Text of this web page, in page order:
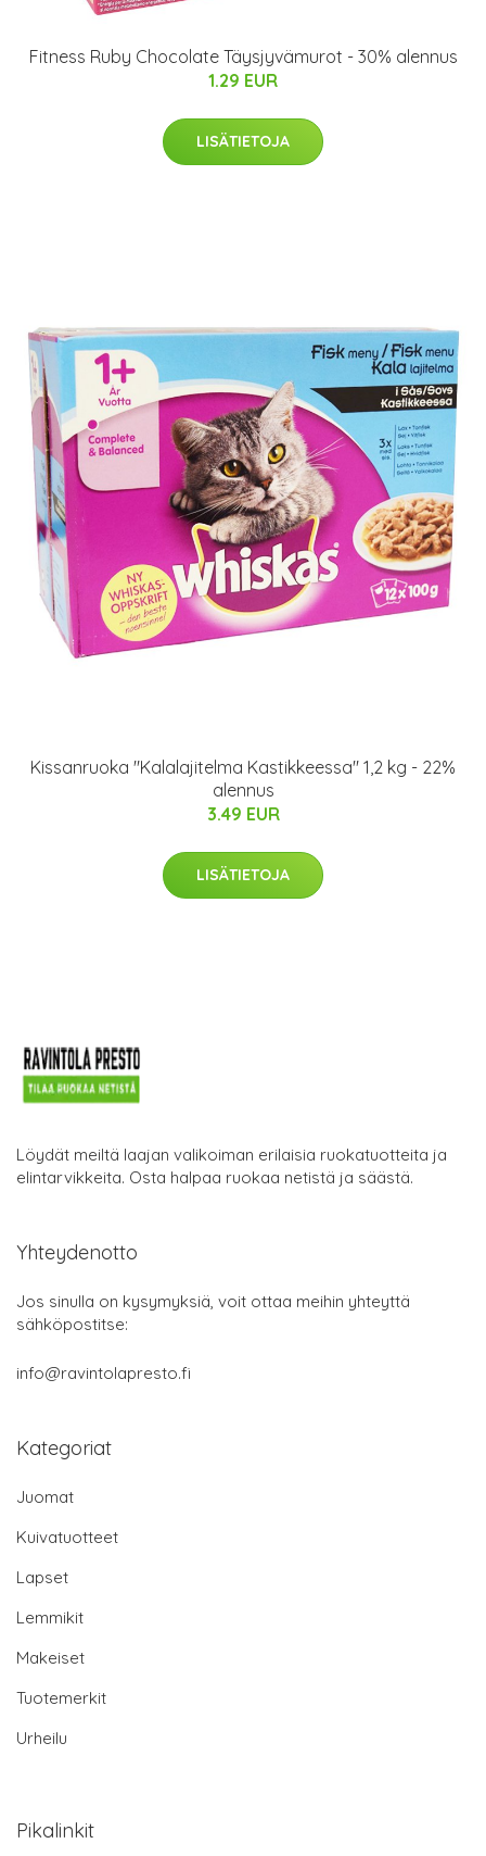
Fitness Ruby Chocolate Täysjyvämurot - 30% alennus
1.29 EUR
LISÄTIETOJA
Kissanruoka "Kalalajitelma Kastikkeessa" 1,2 kg - 22%
alennus
3.49 EUR
LISÄTIETOJA
Löydät meiltä laajan valikoiman erilaisia ruokatuotteita ja
elintarvikkeita. Osta halpaa ruokaa netistä ja säästä.
Yhteydenotto
Jos sinulla on kysymyksiä, voit ottaa meihin yhteyttä
sähköpostitse:
info@ravintolapresto.fi
Kategoriat
Juomat
Kuivatuotteet
Lapset
Lemmikit
Makeiset
Tuotemerkit
Urheilu
Pikalinkit